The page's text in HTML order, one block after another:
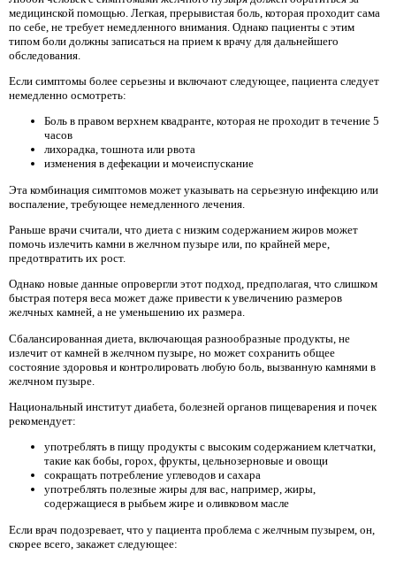
медицинской помощью. Легкая, прерывистая боль, которая проходит сама
по себе, не требует немедленного внимания. Однако пациенты с этим
типом боли должны записаться на прием к врачу для дальнейшего
обследования.
Если симптомы более серьезны и включают следующее, пациента следует
немедленно осмотреть:
Боль в правом верхнем квадранте, которая не проходит в течение 5
часов
лихорадка, тошнота или рвота
изменения в дефекации и мочеиспускание
Эта комбинация симптомов может указывать на серьезную инфекцию или
воспаление, требующее немедленного лечения.
Раньше врачи считали, что диета с низким содержанием жиров может
помочь излечить камни в желчном пузыре или, по крайней мере,
предотвратить их рост.
Однако новые данные опровергли этот подход, предполагая, что слишком
быстрая потеря веса может даже привести к увеличению размеров
желчных камней, а не уменьшению их размера.
Сбалансированная диета, включающая разнообразные продукты, не
излечит от камней в желчном пузыре, но может сохранить общее
состояние здоровья и контролировать любую боль, вызванную камнями в
желчном пузыре.
Национальный институт диабета, болезней органов пищеварения и почек
рекомендует:
употреблять в пищу продукты с высоким содержанием клетчатки,
такие как бобы, горох, фрукты, цельнозерновые и овощи
сокращать потребление углеводов и сахара
употреблять полезные жиры для вас, например, жиры,
содержащиеся в рыбьем жире и оливковом масле
Если врач подозревает, что у пациента проблема с желчным пузырем, он,
скорее всего, закажет следующее: